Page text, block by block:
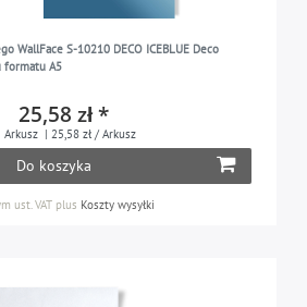
WallFace S-10210 DECO ICEBLUE Deco
formatu A5
25,58 zł *
Arkusz | 25,58 zł / Arkusz
Do koszyka
ust. VATplus Koszty wysyłki